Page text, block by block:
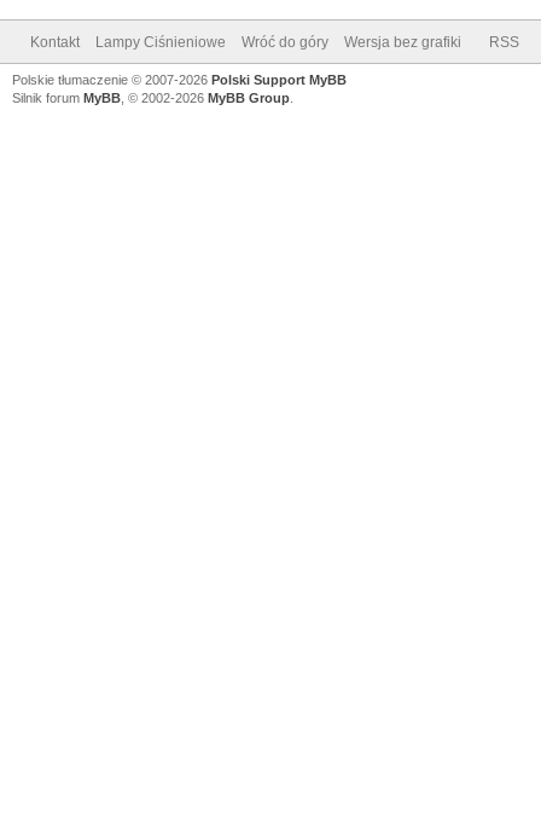
Kontakt Lampy Ciśnieniowe Wróć do góry Wersja bez grafiki RSS
Polskie tłumaczenie © 2007-2026 Polski Support MyBB
Silnik forum MyBB , © 2002-2026 MyBB Group